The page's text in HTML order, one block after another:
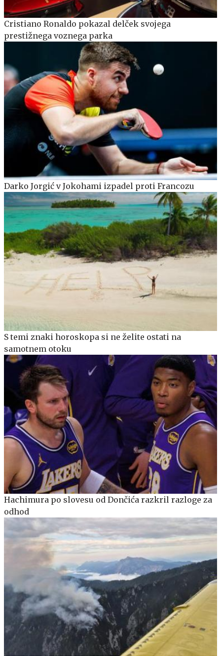
Cristiano Ronaldo pokazal delček svojega
prestižnega voznega parka
Darko Jorgić v Jokohami izpadel proti Francozu
S temi znaki horoskopa si ne želite ostati na
samotnem otoku
Hachimura po slovesu od Dončića razkril razloge za
odhod